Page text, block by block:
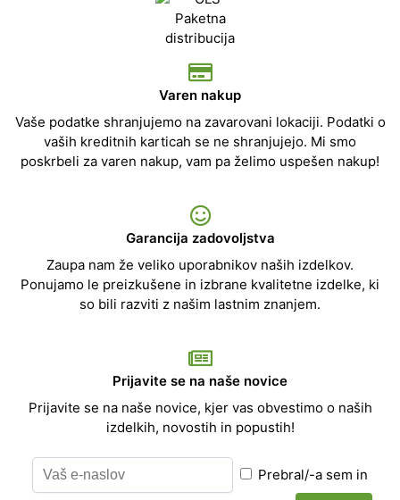
Varen nakup
Vaše podatke shranjujemo na zavarovani lokaciji. Podatki o
vaših kreditnih karticah se ne shranjujejo. Mi smo
poskrbeli za varen nakup, vam pa želimo uspešen nakup!
Garancija zadovoljstva
Zaupa nam že veliko uporabnikov naših izdelkov.
Ponujamo le preizkušene in izbrane kvalitetne izdelke, ki
so bili razviti z našim lastnim znanjem.
Prijavite se na naše novice
Prijavite se na naše novice, kjer vas obvestimo o naših
izdelkih, novostih in popustih!
Prebral/-a sem in